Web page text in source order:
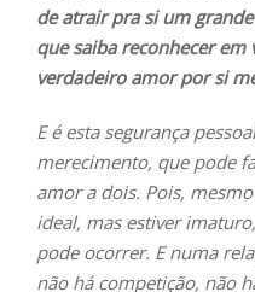
de atrair pra si um
que saiba reconhecer em
verdadeiro amor por si
E é esta segurança
merecimento, que pode
amor a dois. Pois,
ideal, mas estiver
pode ocorrer. E numa
não há competição, não